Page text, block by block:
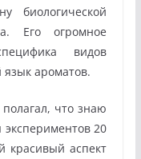
биологической
Его огромное
видов
ароматов.
что знаю
20
красивый аспект